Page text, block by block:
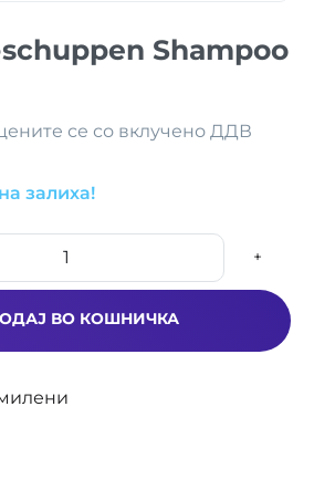
Shampoo
се со вклучено ДДВ
залиха!
+
ВО КОШНИЧКА